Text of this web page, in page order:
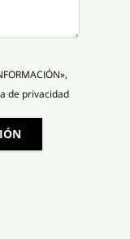
de privacidad